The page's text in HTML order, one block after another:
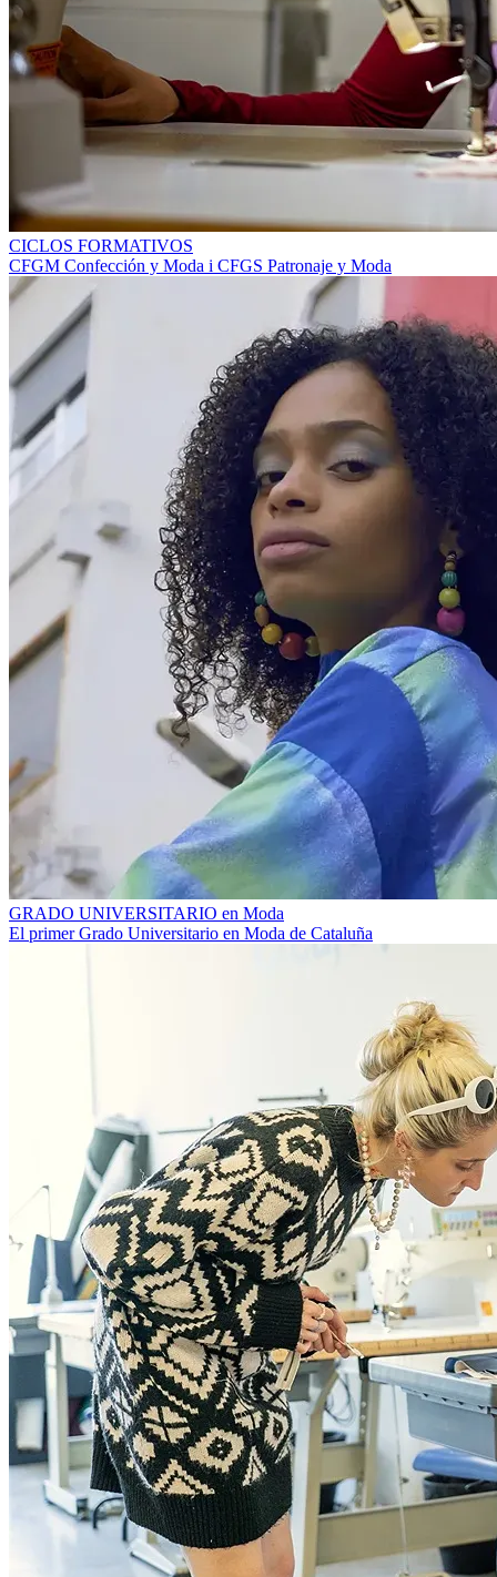
CICLOS FORMATIVOS
CFGM Confección y Moda i CFGS Patronaje y Moda
GRADO UNIVERSITARIO en Moda
El primer Grado Universitario en Moda de Cataluña